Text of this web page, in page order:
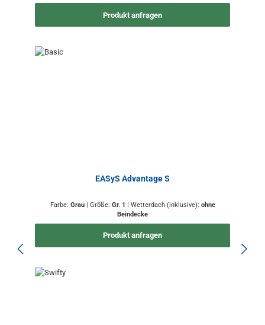
Produkt anfragen
EASyS Advantage S
Farbe: Grau Größe: Gr. 1 Wetterdach (inklusive): ohne
Beindecke
Produkt anfragen